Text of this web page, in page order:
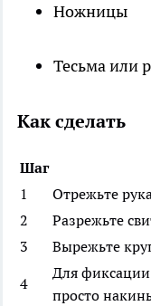
Ножницы
Тесьма или
Как сделать
Шаг
1
Отрежьте
2
Разрежьте
3
Вырежьте
4
Для
просто